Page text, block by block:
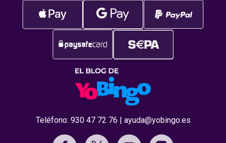
Teléfono: 930 47 72 76 | ayuda@yobingo.es